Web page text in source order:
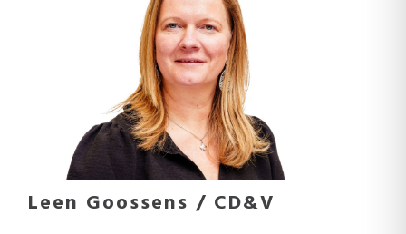
Leen Goossens / CD&V